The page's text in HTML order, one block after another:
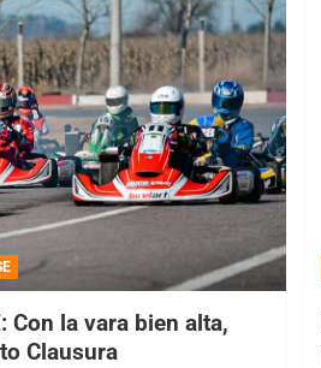
Con la vara bien alta,
Clausura